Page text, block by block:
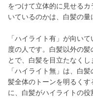
をつけて立体的に見せる
いているのかは、白髪の量
「ハイライト有」が向い
度の人です。白髪以外の
とで、白髪を目立たなくし
「ハイライト無」は、白
髪全体のトーンを明るく
に、白髪がハイライトの役